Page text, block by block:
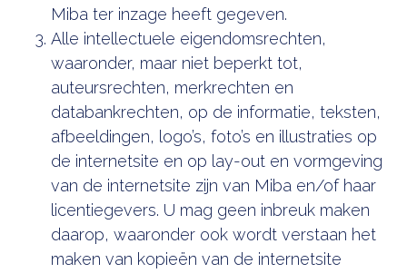
Miba ter inzage heeft gegeven.
Alle intellectuele eigendomsrechten,
waaronder, maar niet beperkt tot,
auteursrechten, merkrechten en
databankrechten, op de informatie, teksten,
afbeeldingen, logo’s, foto’s en illustraties op
de internetsite en op lay-out en vormgeving
van de internetsite zijn van Miba en/of haar
licentiegevers. U mag geen inbreuk maken
daarop, waaronder ook wordt verstaan het
maken van kopieën van de internetsite